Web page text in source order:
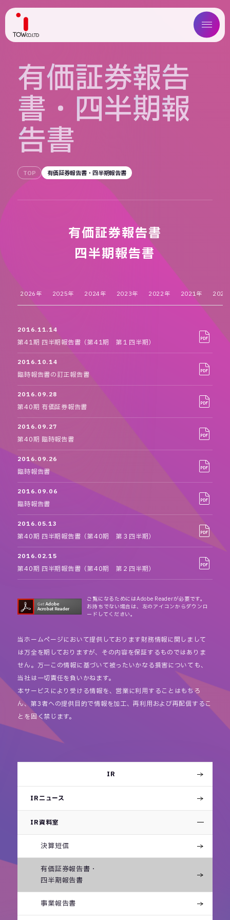
ABOUT US
SERVICE
WORKS
COMPANY
有価証券報告
書 ・ 四半期報
告書
TOP 有価証券報告書・四半期報告書
有価証券報告書
四半期報告書
2026年 2025年 2024年 2023年 2022年 2021年 2020
2016.11.14
第41期 四半期報告書（第41期 第１四半期）
2016.10.14
臨時報告書の訂正報告書
2016.09.28
第40期 有価証券報告書
2016.09.27
第40期 臨時報告書
2016.09.26
臨時報告書
2016.09.06
臨時報告書
2016.05.13
第40期 四半期報告書（第40期 第３四半期）
2016.02.15
第40期 四半期報告書（第40期 第２四半期）
ご覧になるためにはAdobe Readerが必要です。
お持ちでない場合は、左のアイコンからダウンロ
ードしてください。
当ホームページにおいて提供しております財務情報に関しまして
は万全を期しておりますが、その内容を保証するものではありま
せん。万一この情報に基づいて被ったいかなる損害についても、
当社は一切責任を負いかねます。
本サービスにより受ける情報を、営業に利用することはもちろ
ん、第3者への提供目的で情報を加工、再利用および再配信するこ
とを固く禁じます。
IR
IRニュース
IR資料室
決算短信
有価証券報告書・
四半期報告書
事業報告書